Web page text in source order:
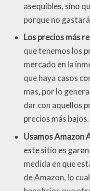
asequibles, sino
porque no
Los precios más
que tenemos los
mercado en la
que haya casos
mas, por lo
dar con aquellos
precios más bajos.
Usamos Amazon
este sitio es
medida en que
de Amazon, lo